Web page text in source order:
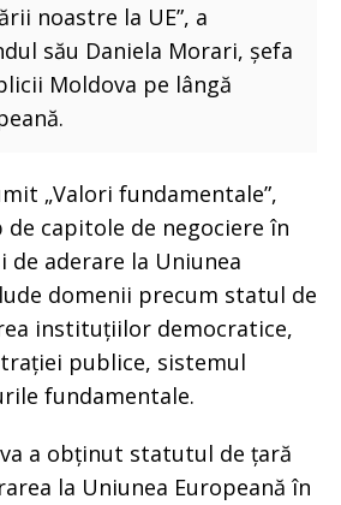
noastre la UE”, a
său Daniela Morari, șefa
Moldova pe lângă
„Valori fundamentale”,
capitole de negociere în
de aderare la Uniunea
domenii precum statul de
instituțiilor democratice,
publice, sistemul
fundamentale.
a obținut statutul de țară
la Uniunea Europeană în